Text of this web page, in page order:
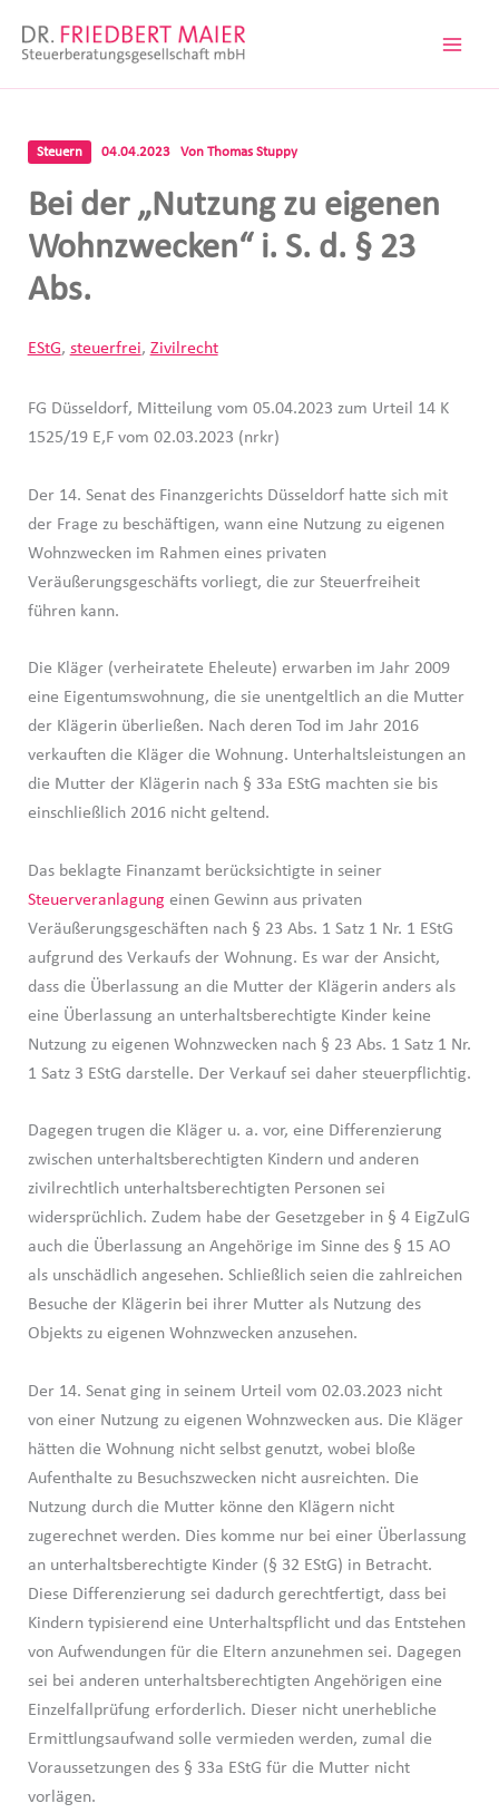
Inhalt
Steuern 04.04.2023 Von Thomas Stuppy
Bei der „Nutzung zu eigenen
Wohnzwecken“ i. S. d. § 23
Abs.
EStG, steuerfrei, Zivilrecht
FG Düsseldorf, Mitteilung vom 05.04.2023 zum Urteil 14 K
1525/19 E,F vom 02.03.2023 (nrkr)
Der 14. Senat des Finanzgerichts Düsseldorf hatte sich mit
der Frage zu beschäftigen, wann eine Nutzung zu eigenen
Wohnzwecken im Rahmen eines privaten
Veräußerungsgeschäfts vorliegt, die zur Steuerfreiheit
führen kann.
Die Kläger (verheiratete Eheleute) erwarben im Jahr 2009
eine Eigentumswohnung, die sie unentgeltlich an die Mutter
der Klägerin überließen. Nach deren Tod im Jahr 2016
verkauften die Kläger die Wohnung. Unterhaltsleistungen an
die Mutter der Klägerin nach § 33a EStG machten sie bis
einschließlich 2016 nicht geltend.
Das beklagte Finanzamt berücksichtigte in seiner
Steuerveranlagung einen Gewinn aus privaten
Veräußerungsgeschäften nach § 23 Abs. 1 Satz 1 Nr. 1 EStG
aufgrund des Verkaufs der Wohnung. Es war der Ansicht,
dass die Überlassung an die Mutter der Klägerin anders als
eine Überlassung an unterhaltsberechtigte Kinder keine
Nutzung zu eigenen Wohnzwecken nach § 23 Abs. 1 Satz 1 Nr.
1 Satz 3 EStG darstelle. Der Verkauf sei daher steuerpflichtig.
Dagegen trugen die Kläger u. a. vor, eine Differenzierung
zwischen unterhaltsberechtigten Kindern und anderen
zivilrechtlich unterhaltsberechtigten Personen sei
widersprüchlich. Zudem habe der Gesetzgeber in § 4 EigZulG
auch die Überlassung an Angehörige im Sinne des § 15 AO
als unschädlich angesehen. Schließlich seien die zahlreichen
Besuche der Klägerin bei ihrer Mutter als Nutzung des
Objekts zu eigenen Wohnzwecken anzusehen.
Der 14. Senat ging in seinem Urteil vom 02.03.2023 nicht
von einer Nutzung zu eigenen Wohnzwecken aus. Die Kläger
hätten die Wohnung nicht selbst genutzt, wobei bloße
Aufenthalte zu Besuchszwecken nicht ausreichten. Die
Nutzung durch die Mutter könne den Klägern nicht
zugerechnet werden. Dies komme nur bei einer Überlassung
an unterhaltsberechtigte Kinder (§ 32 EStG) in Betracht.
Diese Differenzierung sei dadurch gerechtfertigt, dass bei
Kindern typisierend eine Unterhaltspflicht und das Entstehen
von Aufwendungen für die Eltern anzunehmen sei. Dagegen
sei bei anderen unterhaltsberechtigten Angehörigen eine
Einzelfallprüfung erforderlich. Dieser nicht unerhebliche
Ermittlungsaufwand solle vermieden werden, zumal die
Voraussetzungen des § 33a EStG für die Mutter nicht
vorlägen.